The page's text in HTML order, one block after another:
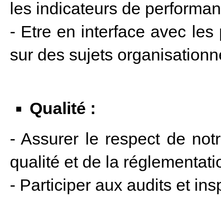
les indicateurs de
- Etre en interface avec
sur des sujets
Qualité :
- Assurer le respect de
qualité et de la
- Participer aux audits et